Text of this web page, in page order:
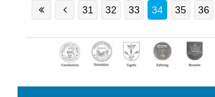
31 32 33 34 35 36